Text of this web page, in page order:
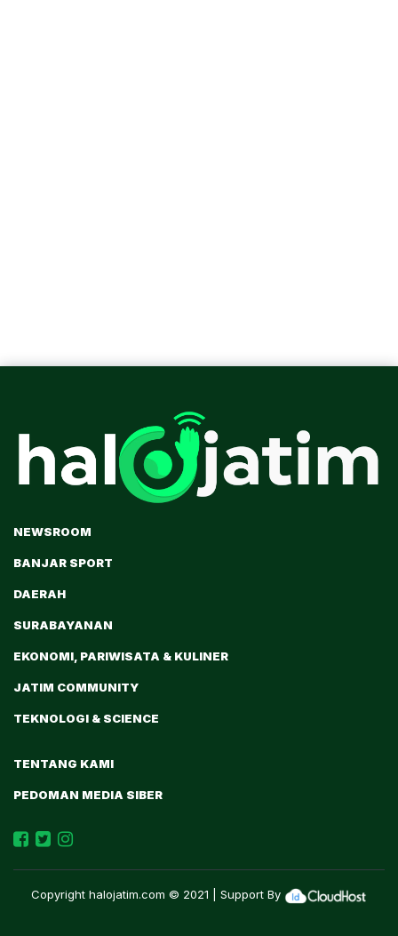
NEWSROOM
BANJAR SPORT
DAERAH
SURABAYANAN
EKONOMI, PARIWISATA & KULINER
JATIM COMMUNITY
TEKNOLOGI & SCIENCE
TENTANG KAMI
PEDOMAN MEDIA SIBER
Copyright halojatim.com © 2021 | Support By